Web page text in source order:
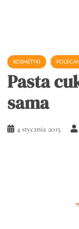
KOSMETYKI
Pasta
sama
4 stycznia 2015